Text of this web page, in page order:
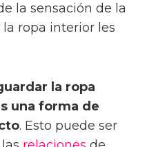
la sensación de la
ropa interior les
la ropa
una forma de
. Esto puede ser